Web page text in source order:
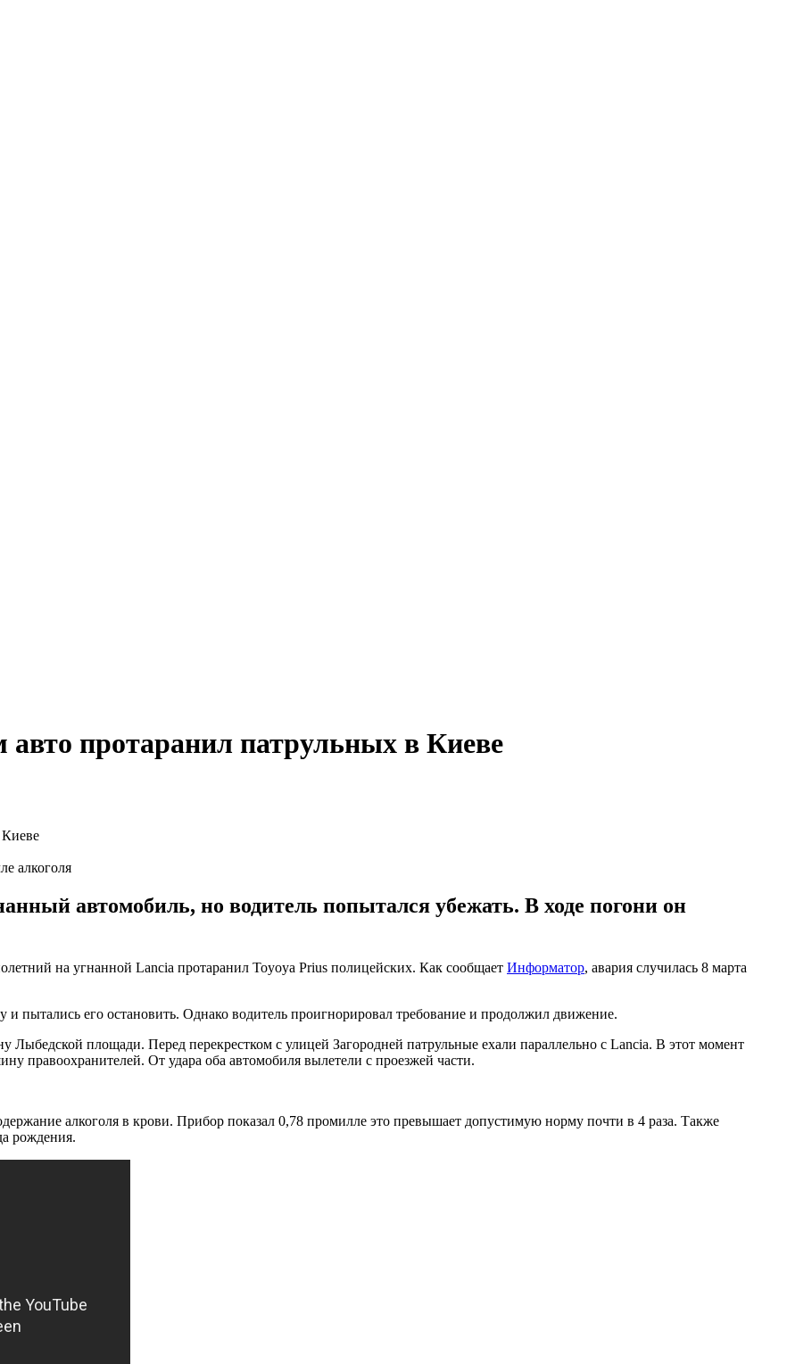
протаранил патрульных в Киеве
алкоголя
автомобиль, но водитель попытался убежать. В ходе погони он
на угнанной Lancia протаранил Toyoya Prius полицейских. Как сообщает Информатор, авария случилась 8 марта
пытались его остановить. Однако водитель проигнорировал требование и продолжил движение.
Лыбедской площади. Перед перекрестком с улицей Загородней патрульные ехали параллельно с Lancia. В этот момент
правоохранителей. От удара оба автомобиля вылетели с проезжей части.
алкоголя в крови. Прибор показал 0,78 промилле это превышает допустимую норму почти в 4 раза. Также
рождения.